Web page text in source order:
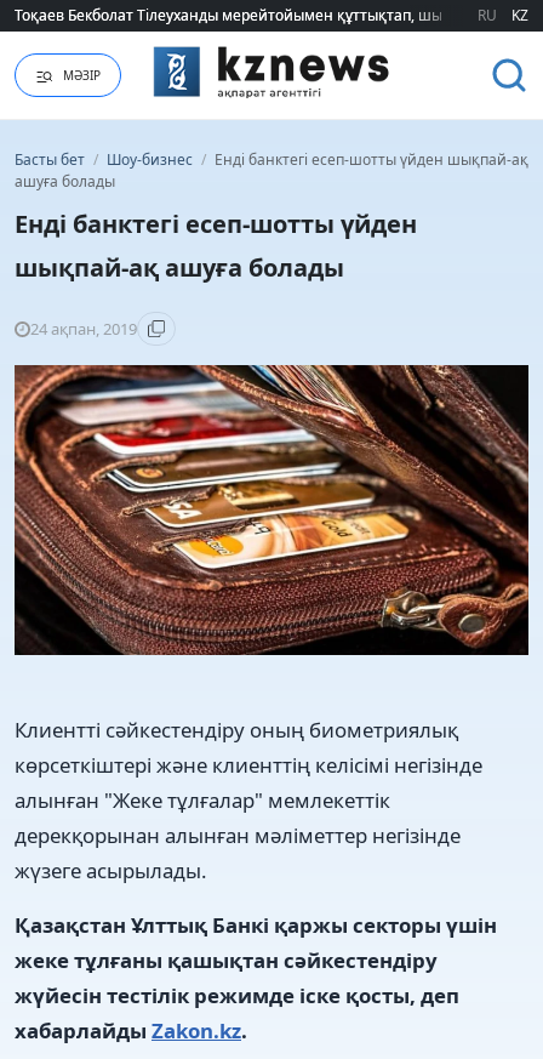
Тоқаев Бекболат Тілеуханды мерейтойымен құттықтап, шығармашылық
Тоқаев Бекболат Тілеуханды мерейтойымен құттықтап, шығармашылық
RU KZ
МӘЗІР
Басты бет / Шоу-бизнес / Енді банктегі есеп-шотты үйден шықпай-ақ
ашуға болады
Енді банктегі есеп-шотты үйден
шықпай-ақ ашуға болады
24 ақпан, 2019
Клиентті сәйкестендіру оның биометриялық
көрсеткіштері және клиенттің келісімі негізінде
алынған "Жеке тұлғалар" мемлекеттік
дерекқорынан алынған мәліметтер негізінде
жүзеге асырылады.
Қазақстан Ұлттық Банкі қаржы секторы үшін
жеке тұлғаны қашықтан сәйкестендіру
жүйесін тестілік режимде іске қосты, деп
хабарлайды Zakon.kz.